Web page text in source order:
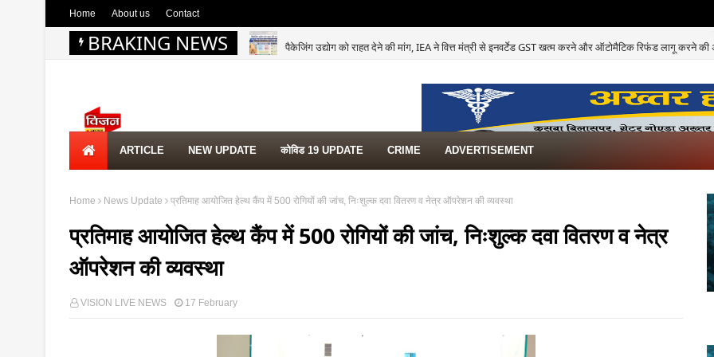
Home About us Contact
BRAKING NEWS पैकेजिंग उद्योग को राहत देने की मांग, IEA ने वित्त मंत्री से इनवर्टेड GST खत्म करने और ऑटोमैटिक रिफंड लागू करने की
ARTICLE NEW UPDATE कोविड 19 UPDATE CRIME ADVERTISEMENT
Home News Update प्रतिमाह आयोजित हेल्थ कैंप में 500 रोगियों की जांच, निःशुल्क दवा वितरण व नेत्र ऑपरेशन की व्यवस्था
प्रतिमाह आयोजित हेल्थ कैंप में 500 रोगियों की जांच, निःशुल्क दवा वितरण व नेत्र
ऑपरेशन की व्यवस्था
VISION LIVE NEWS 17 February